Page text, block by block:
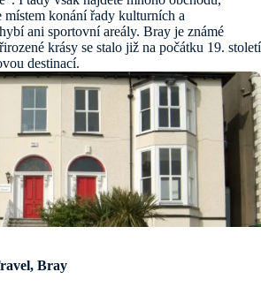
místem konání řady kulturních a
ani sportovní areály. Bray je známé
krásy se stalo již na počátku 19. století
destinací.
Bray